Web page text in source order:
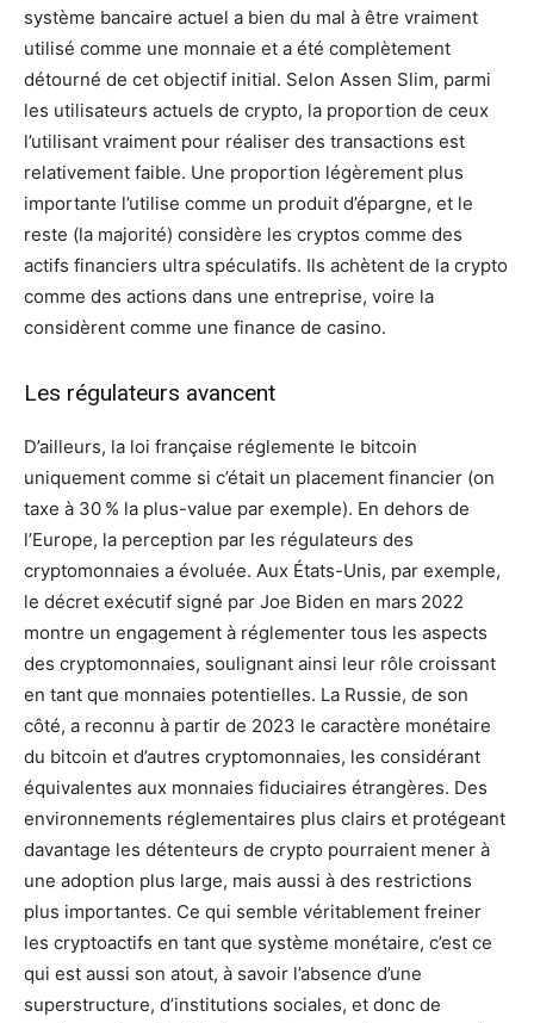
système bancaire actuel a bien du mal à être vraiment
utilisé comme une monnaie et a été complètement
détourné de cet objectif initial. Selon Assen Slim, parmi
les utilisateurs actuels de crypto, la proportion de ceux
l’utilisant vraiment pour réaliser des transactions est
relativement faible. Une proportion légèrement plus
importante l’utilise comme un produit d’épargne, et le
reste (la majorité) considère les cryptos comme des
actifs financiers ultra spéculatifs. Ils achètent de la crypto
comme des actions dans une entreprise, voire la
considèrent comme une finance de casino.
Les régulateurs avancent
D’ailleurs, la loi française réglemente le bitcoin
uniquement comme si c’était un placement financier (on
taxe à 30 % la plus-value par exemple). En dehors de
l’Europe, la perception par les régulateurs des
cryptomonnaies a évoluée. Aux États-Unis, par exemple,
le décret exécutif signé par Joe Biden en mars 2022
montre un engagement à réglementer tous les aspects
des cryptomonnaies, soulignant ainsi leur rôle croissant
en tant que monnaies potentielles. La Russie, de son
côté, a reconnu à partir de 2023 le caractère monétaire
du bitcoin et d’autres cryptomonnaies, les considérant
équivalentes aux monnaies fiduciaires étrangères. Des
environnements réglementaires plus clairs et protégeant
davantage les détenteurs de crypto pourraient mener à
une adoption plus large, mais aussi à des restrictions
plus importantes. Ce qui semble véritablement freiner
les cryptoactifs en tant que système monétaire, c’est ce
qui est aussi son atout, à savoir l’absence d’une
superstructure, d’institutions sociales, et donc de